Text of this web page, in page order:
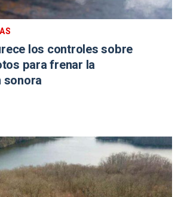
los controles sobre
para frenar la
sonora